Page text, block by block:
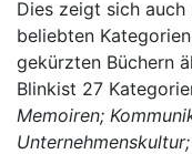
Dies zeigt sich
beliebten
gekürzten Büchern
Blinkist 27
Memoiren;